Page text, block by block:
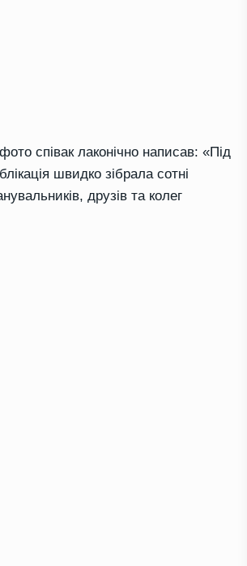
співак лаконічно написав: «Під
швидко зібрала сотні
друзів та колег